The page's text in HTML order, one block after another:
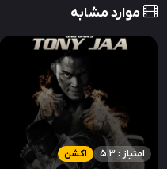
موارد مشابه
اکشن امتیاز : 5.3